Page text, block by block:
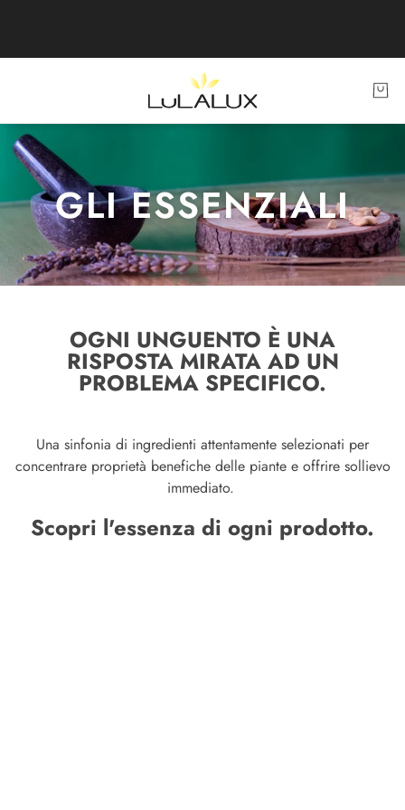
GLI ESSENZIALI
OGNI UNGUENTO È UNA
RISPOSTA MIRATA AD UN
PROBLEMA SPECIFICO.
Una sinfonia di ingredienti attentamente selezionati per
concentrare proprietà benefiche delle piante e offrire sollievo
immediato.
Scopri l'essenza di ogni prodotto.